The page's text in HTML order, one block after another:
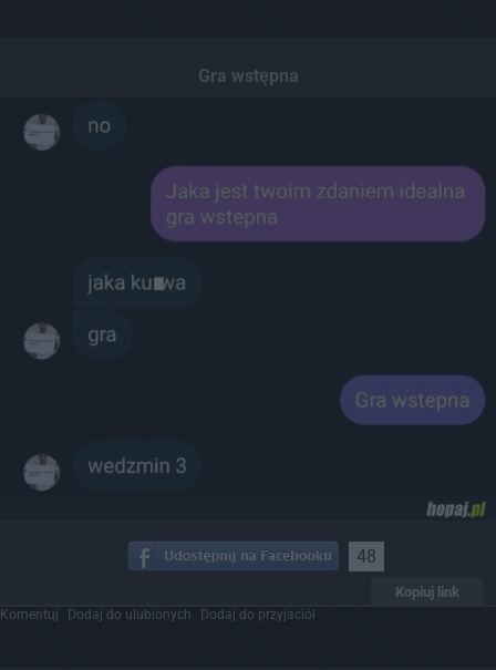
Gra wstępna
48
Kopiuj link
Komentuj Dodaj do ulubionych Dodaj do przyjaciół